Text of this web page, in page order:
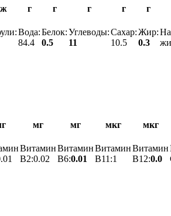
г г г г г
Вода:
84.4
Белок:
0.5
Углеводы:
11
Сахар:
10.5
Жир:
0.3
мг мг мкг мкг
Витамин
B2:0.02
Витамин
B6:0.01
Витамин
B11:1
Витамин
B12:0.0